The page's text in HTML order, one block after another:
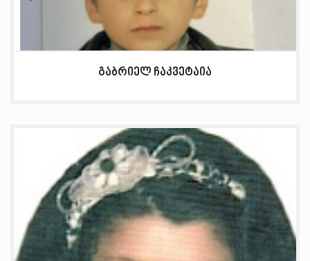
გაბრიელ ჩაკვეტაია